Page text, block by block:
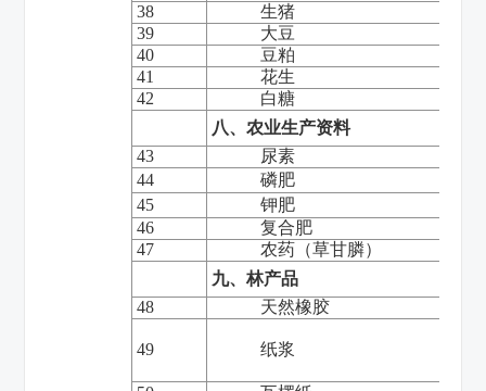
38
生猪
39
大豆
40
豆粕
41
花生
42
白糖
八、农业生产资料
43
尿素
44
磷肥
45
钾肥
46
复合肥
47
农药（草甘膦）
九、林产品
48
天然橡胶
49 纸浆